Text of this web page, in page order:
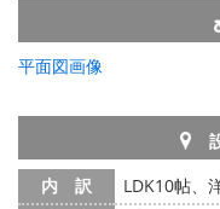
平面図画像
内 訳
LDK10帖、